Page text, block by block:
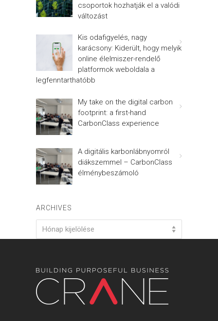
csoportok hozhatják el a valódi
változást
Kis odafigyelés, nagy
karácsony: Kiderült, hogy melyik
online élelmiszer-rendelő
platformok weboldala a
legfenntarthatóbb
My take on the digital carbon
footprint: a first-hand
CarbonClass experience
A digitális karbonlábnyomról
diákszemmel – CarbonClass
élménybeszámoló
ARCHIVES
Archives
Hónap kijelölése